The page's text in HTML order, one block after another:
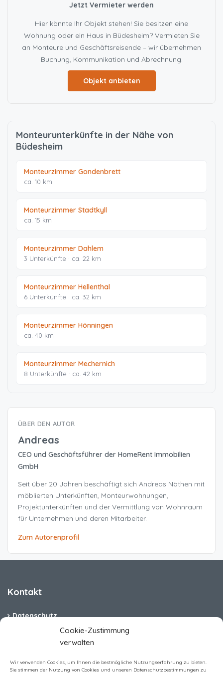
Cookie-Zustimmung
verwalten
Wir verwenden Cookies, um Ihnen die bestmögliche Nutzungserfahrung zu bieten.
Sie stimmen der Nutzung von Cookies und unseren Datenschutzbestimmungen zu
Jetzt Vermieter werden
Hier könnte Ihr Objekt stehen! Sie besitzen eine
Wohnung oder ein Haus in Büdesheim? Vermieten Sie
an Monteure und Geschäftsreisende – wir übernehmen
Buchung, Kommunikation und Abrechnung.
Objekt anbieten
Monteurunterkünfte in der Nähe von
Büdesheim
Monteurzimmer Gondenbrett
ca. 10 km
Monteurzimmer Stadtkyll
ca. 15 km
Monteurzimmer Dahlem
3 Unterkünfte · ca. 22 km
Monteurzimmer Hellenthal
6 Unterkünfte · ca. 32 km
Monteurzimmer Hönningen
ca. 40 km
Monteurzimmer Mechernich
8 Unterkünfte · ca. 42 km
ÜBER DEN AUTOR
Andreas
CEO und Geschäftsführer der HomeRent Immobilien
GmbH
Seit über 20 Jahren beschäftigt sich Andreas Nöthen mit
möblierten Unterkünften, Monteurwohnungen,
Projektunterkünften und der Vermittlung von Wohnraum
für Unternehmen und deren Mitarbeiter.
Zum Autorenprofil
Kontakt
Datenschutz
Cookie-Richtlinie (EU)
Barrierefreiheit